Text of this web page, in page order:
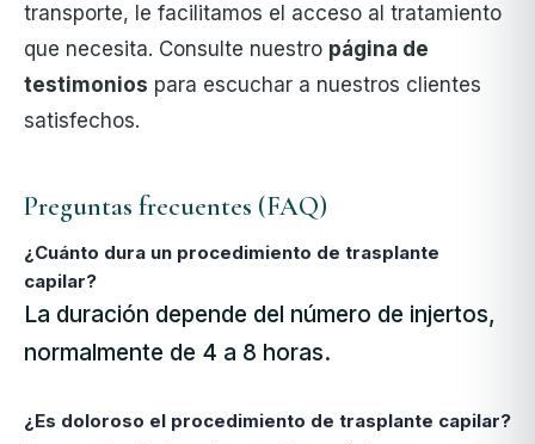
transporte, le facilitamos el acceso al tratamiento
que necesita. Consulte nuestro página de
testimonios para escuchar a nuestros clientes
satisfechos.
Preguntas frecuentes (FAQ)
¿Cuánto dura un procedimiento de trasplante
capilar?
La duración depende del número de injertos,
normalmente de 4 a 8 horas.
¿Es doloroso el procedimiento de trasplante capilar?